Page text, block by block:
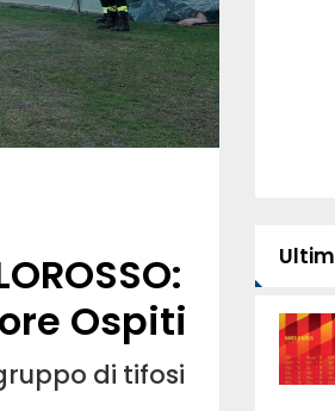
Ospiti
di tifosi